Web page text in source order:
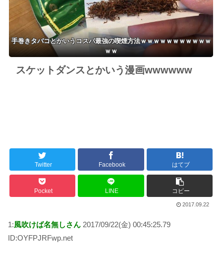
手巻きタバコとかいうコスパ最強の喫煙方法ｗｗｗｗｗｗｗｗｗｗｗ
ｗｗ
スケットダンスとかいう漫画wwwwww
Twitter Facebook はてブ
Pocket LINE コピー
2017.09.22
1:風吹けば名無しさん 2017/09/22(金) 00:45:25.79
ID:OYFPJRFwp.net